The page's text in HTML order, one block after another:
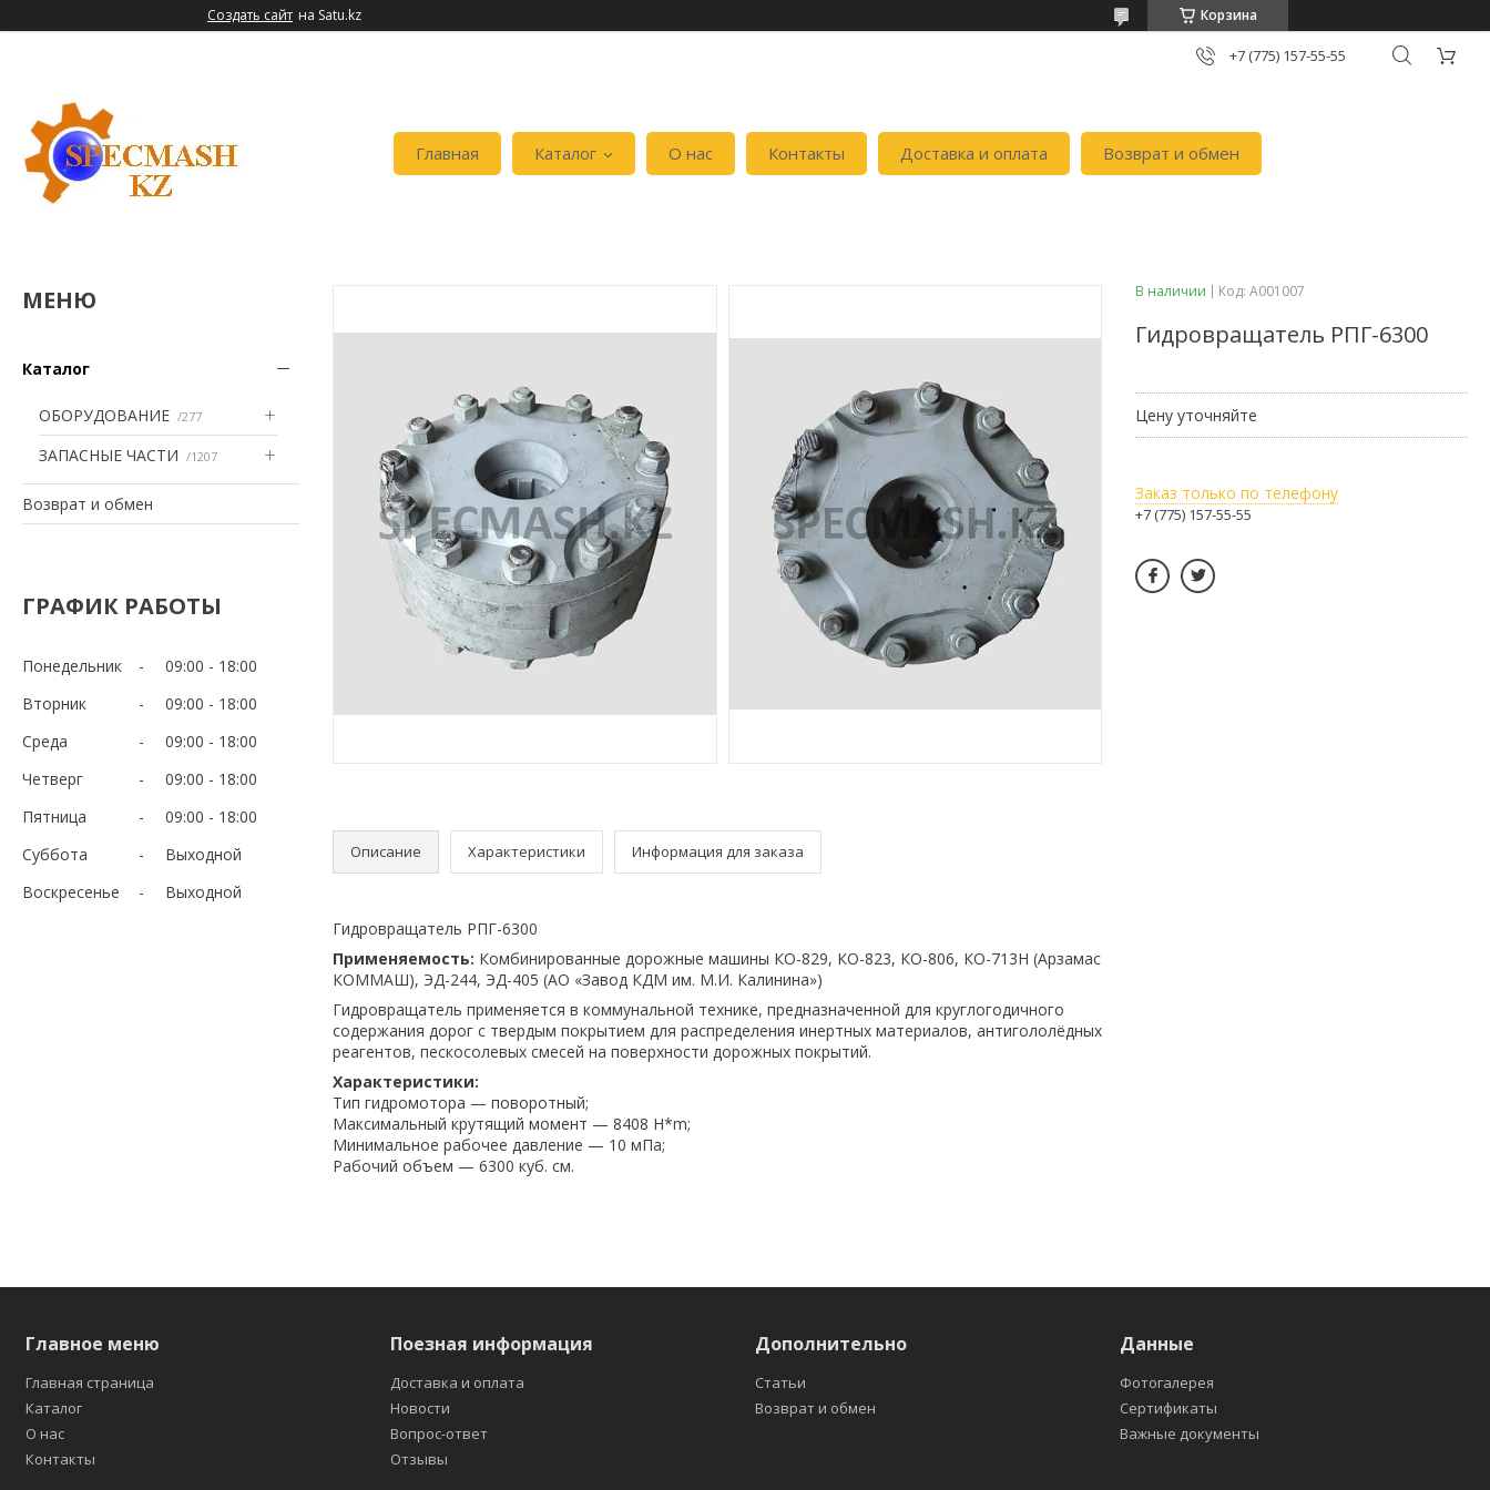
Создать сайт на Satu.kz Корзина
+7 (775) 157-55-55
Главная Каталог О нас Контакты Доставка и оплата Возврат и обмен
Каталог
ОБОРУДОВАНИЕ 277
ЗАПАСНЫЕ ЧАСТИ 1207
Возврат и обмен
ГРАФИК РАБОТЫ
Понедельник 09:00
18:00
Вторник
09:00
18:00
Среда
09:00
18:00
Четверг
09:00
18:00
Пятница
09:00
18:00
Суббота
Выходной
Воскресенье
Выходной
Описание Характеристики Информация для заказа
Гидровращатель РПГ-6300
Применяемость: Комбинированные дорожные машины КО-829, КО-823, КО-806, КО-713Н (Арзамас
КОММАШ), ЭД-244, ЭД-405 (АО «Завод КДМ им. М.И. Калинина»)
Гидровращатель применяется в коммунальной технике, предназначенной для круглогодичного
содержания дорог с твердым по­крытием для распределения инертных материалов, антигололёдных
реагентов, пескосолевых смесей на поверхности дорожных покрытий.
Характеристики:
Тип гидромотора — поворотный;
Максимальный крутящий момент — 8408 H*m;
Минимальное рабочее давление — 10 мПа;
Рабочий объем — 6300 куб. см.
В наличии Код: А001007
Гидровращатель РПГ-6300
Цену уточняйте
Заказ только по телефону
+7 (775) 157-55-55
Главное меню
Главная страница
Каталог
О нас
Контакты
Поезная информация
Доставка и оплата
Новости
Вопрос-ответ
Отзывы
Дополнительно
Статьи
Возврат и обмен
Данные
Фотогалерея
Сертификаты
Важные документы